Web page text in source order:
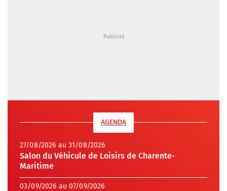
AGENDA
27/08/2026 au 31/08/2026
Salon du Véhicule de Loisirs de Charente-
Maritime
03/09/2026 au 07/09/2026